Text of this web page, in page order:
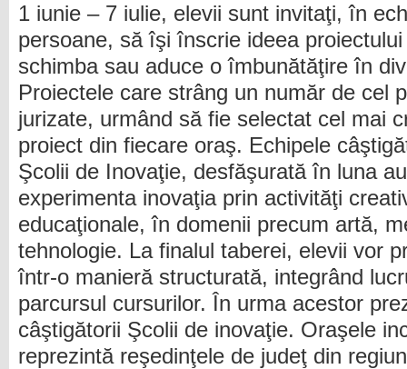
1 iunie – 7 iulie, elevii sunt invitaţi, în
persoane, să îşi înscrie ideea
schimba sau aduce o îmbunătăţire în
Proiectele care strâng un număr de cel
jurizate, urmând să fie selectat cel mai
proiect din fiecare oraş. Echipele
Şcolii de Inovaţie, desfăşurată în luna
experimenta inovaţia prin activităţi
educaţionale, în domenii precum artă,
tehnologie. La finalul taberei, elevii vor
într-o manieră structurată, integrând
parcursul cursurilor. În urma acestor
câştigătorii Şcolii de inovaţie. Oraşele
reprezintă reşedinţele de judeţ din